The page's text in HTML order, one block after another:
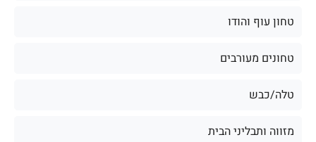
טחון עוף והודו
טחונים מעורבים
טלה/כבש
מזווה ותבליני הבית